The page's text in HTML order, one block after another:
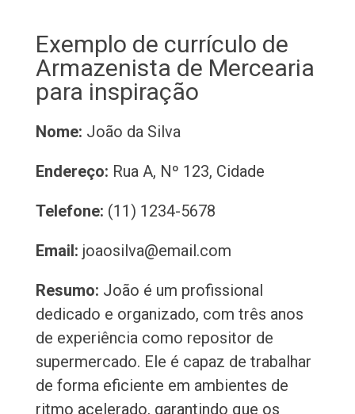
Exemplo de currículo de
Armazenista de Mercearia
para inspiração
Nome: João da Silva
Endereço: Rua A, Nº 123, Cidade
Telefone: (11) 1234-5678
Email: joaosilva@email.com
Resumo: João é um profissional
dedicado e organizado, com três anos
de experiência como repositor de
supermercado. Ele é capaz de trabalhar
de forma eficiente em ambientes de
ritmo acelerado, garantindo que os